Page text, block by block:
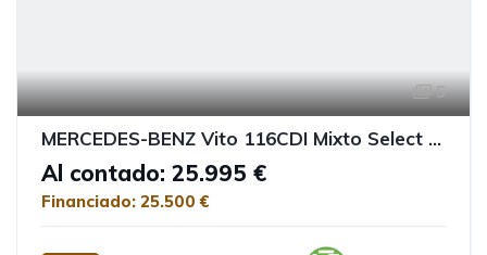
5
MERCEDES-BENZ Vito 116CDI Mixto Select Larga
Al contado: 25.995 €
Financiado: 25.500 €